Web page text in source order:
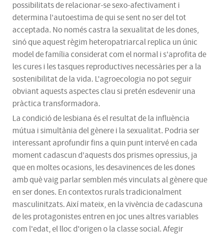
possibilitats de relacionar-se sexo-afectivament i
determina l'autoestima de qui se sent no ser del tot
acceptada. No només castra la sexualitat de les dones,
sinó que aquest règim heteropatriarcalreplica un únic
model de família considerat com el normal i s'aprofita de
les cures i les tasques reproductives necessàries per a la
sostenibilitat de la vida. L'agroecologia no pot seguir
obviant aquests aspectes clau si pretén esdevenir una
pràctica transformadora.
La condició de lesbiana és el resultat de la influència
mútua i simultània del gènere i la sexualitat. Podria ser
interessant aprofundir fins a quin punt intervé en cada
moment cadascun d'aquests dos prismes opressius, ja
que en moltes ocasions, les desavinences de les dones
amb què vaig parlar semblen més vinculats al gènere que
en ser dones. En contextos rurals tradicionalment
masculinitzats. Així mateix, en la vivència de cadascuna
de les protagonistes entren en joc unes altres variables
com l'edat, el lloc d'origen o la classe social. Afegir